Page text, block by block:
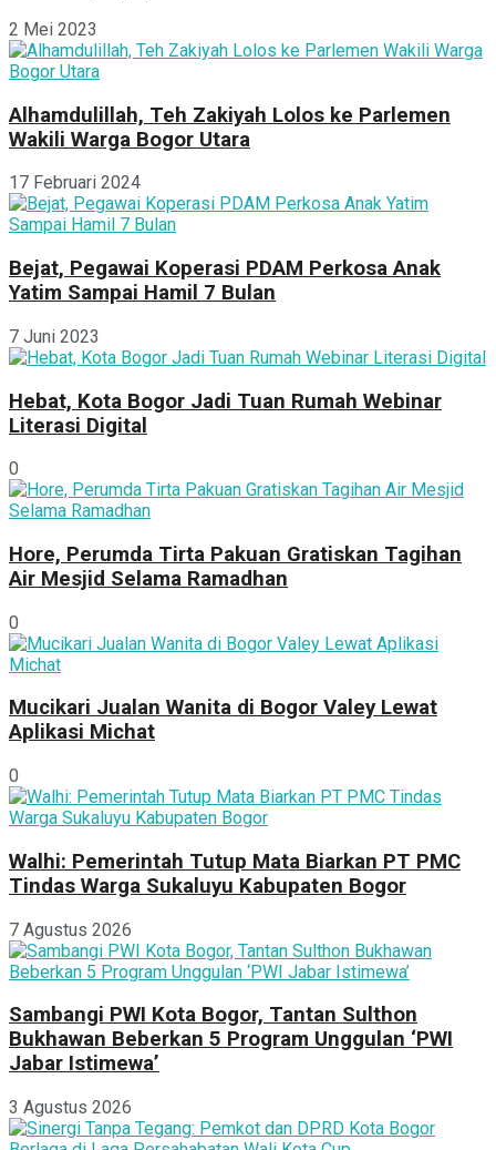
2 Mei 2023
Alhamdulillah, Teh Zakiyah Lolos ke Parlemen
Wakili Warga Bogor Utara
17 Februari 2024
Bejat, Pegawai Koperasi PDAM Perkosa Anak
Yatim Sampai Hamil 7 Bulan
7 Juni 2023
Hebat, Kota Bogor Jadi Tuan Rumah Webinar
Literasi Digital
0
Hore, Perumda Tirta Pakuan Gratiskan Tagihan
Air Mesjid Selama Ramadhan
0
Mucikari Jualan Wanita di Bogor Valey Lewat
Aplikasi Michat
0
Walhi: Pemerintah Tutup Mata Biarkan PT PMC
Tindas Warga Sukaluyu Kabupaten Bogor
7 Agustus 2026
Sambangi PWI Kota Bogor, Tantan Sulthon
Bukhawan Beberkan 5 Program Unggulan ‘PWI
Jabar Istimewa’
3 Agustus 2026